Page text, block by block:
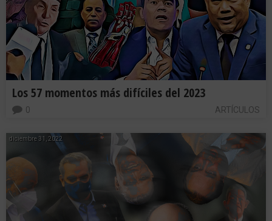
Los 57 momentos más difíciles del 2023
ARTÍCULOS
0
diciembre 31, 2022